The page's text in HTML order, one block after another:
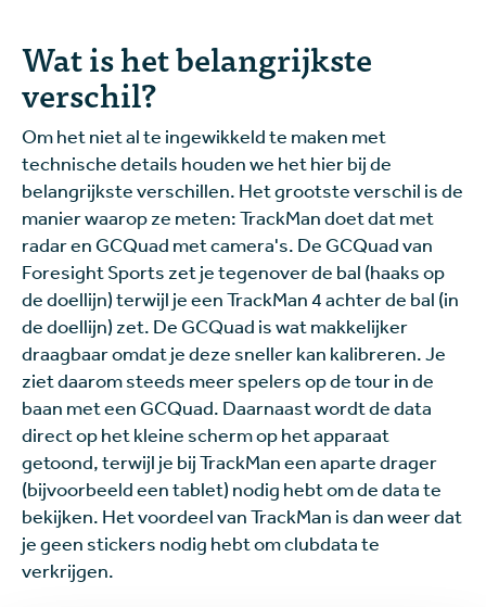
Wat is het belangrijkste
verschil?
Om het niet al te ingewikkeld te maken met
technische details houden we het hier bij de
belangrijkste verschillen. Het grootste verschil is de
manier waarop ze meten: TrackMan doet dat met
radar en GCQuad met camera's. De GCQuad van
Foresight Sports zet je tegenover de bal (haaks op
de doellijn) terwijl je een TrackMan 4 achter de bal (in
de doellijn) zet. De GCQuad is wat makkelijker
draagbaar omdat je deze sneller kan kalibreren. Je
ziet daarom steeds meer spelers op de tour in de
baan met een GCQuad. Daarnaast wordt de data
direct op het kleine scherm op het apparaat
getoond, terwijl je bij TrackMan een aparte drager
(bijvoorbeeld een tablet) nodig hebt om de data te
bekijken. Het voordeel van TrackMan is dan weer dat
je geen stickers nodig hebt om clubdata te
verkrijgen.